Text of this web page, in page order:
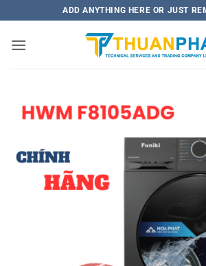
qua
nội
ADD ANYTHING HERE OR JUST